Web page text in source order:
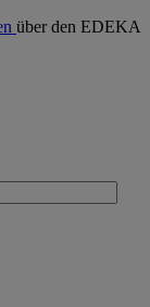
über den EDEKA